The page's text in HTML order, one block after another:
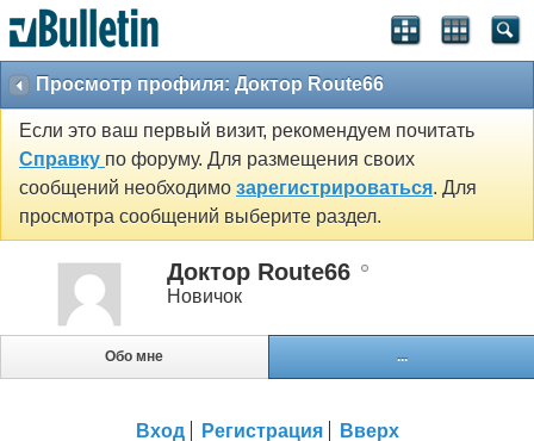
Просмотр профиля: Доктор Route66
Если это ваш первый визит, рекомендуем почитать
Справку по форуму. Для размещения своих
сообщений необходимо зарегистрироваться. Для
просмотра сообщений выберите раздел.
Доктор Route66
Новичок
Обо мне ...
Вход Регистрация Вверх